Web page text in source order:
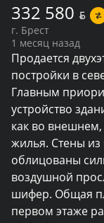
332 580 BYN
г. Брест
1 месяц назад
Продается
постройки в
Главным
устройство
как во внешнем,
жилья. Стены из
облицованы
воздушной
шифер. Общая
первом этаже